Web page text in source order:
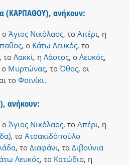
(ΚΑΡΠΑΘΟΥ), ανήκουν:
ο Άγιος Νικόλαος, το Απέρι, η
, ο Κάτω Λευκός, το
, το Λακκί, η Λάστος, ο Λευκός,
ο Μυρτώνας, το Όθος, οι
το Φοινίκι.
ανήκουν:
ο Άγιος Νικόλαος, το Απέρι, η
, το Ατσακιδόπούλο
, το Διαφάνι, τα Διβούνια
Λευκός, το Κατώδιο, η